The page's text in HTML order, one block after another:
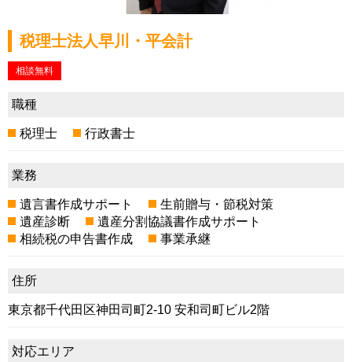
税理士法人早川・平会計
相談無料
職種
税理士 行政書士
業務
遺言書作成サポート
生前贈与・節税対策
遺産診断
遺産分割協議書作成サポート
相続税の申告書作成
事業承継
住所
東京都千代田区神田司町2-10 安和司町ビル2階
対応エリア